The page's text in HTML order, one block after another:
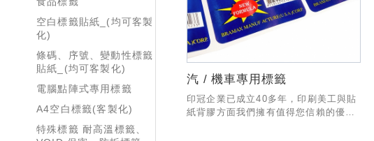
空白標籤貼紙_(均可客製
化)
條碼、序號、變動性標籤
貼紙_(均可客製化)
電腦點陣式專用標籤
A4空白標籤(客製化)
特殊標籤 耐高溫標籤、
汽 / 機車專用標籤
印冠企業已成立40多年，印刷美工與貼
紙背膠方面我們擁有值得您信賴的優秀